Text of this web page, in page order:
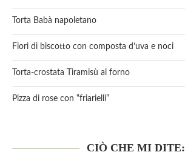
Torta Babà napoletano
Fiori di biscotto con composta d’uva e noci
Torta-crostata Tiramisù al forno
Pizza di rose con “friarielli”
CIÒ CHE MI DITE: